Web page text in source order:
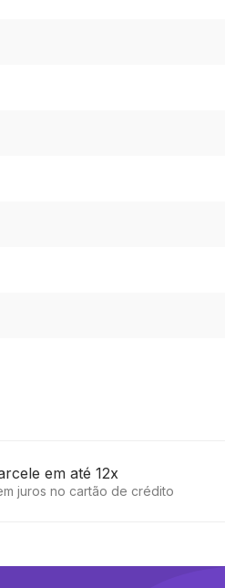
em até 12x
juros no cartão de crédito